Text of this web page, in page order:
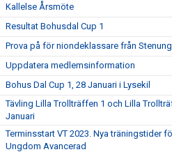
Kallelse Årsmöte
Resultat Bohusdal Cup 1
Prova på för niondeklassare från
Uppdatera medlemsinformation
Bohus Dal Cup 1, 28 Januari i Lysekil
Tävling Lilla Trollträffen 1 och Lilla
Januari
Terminsstart VT 2023. Nya träningstider
Ungdom Avancerad